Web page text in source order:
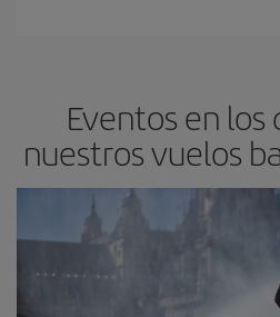
Eventos en los
nuestros vuelos